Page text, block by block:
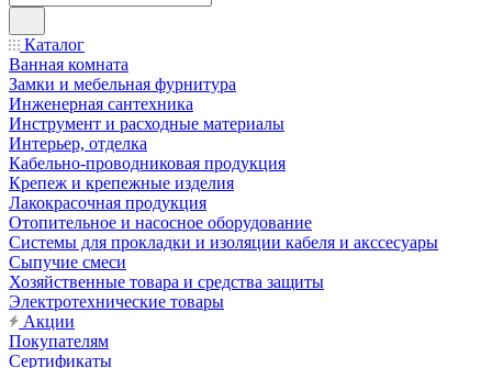
Каталог
Ванная комната
Замки и мебельная фурнитура
Инженерная сантехника
Инструмент и расходные материалы
Интерьер, отделка
Кабельно-проводниковая продукция
Крепеж и крепежные изделия
Лакокрасочная продукция
Отопительное и насосное оборудование
Системы для прокладки и изоляции кабеля и акссесуары
Сыпучие смеси
Хозяйственные товара и средства защиты
Электротехнические товары
Акции
Покупателям
Сертификаты